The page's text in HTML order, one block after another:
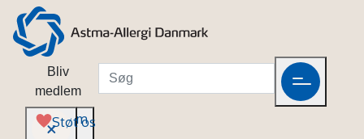
Bliv
medlem
Støt os
Viden om